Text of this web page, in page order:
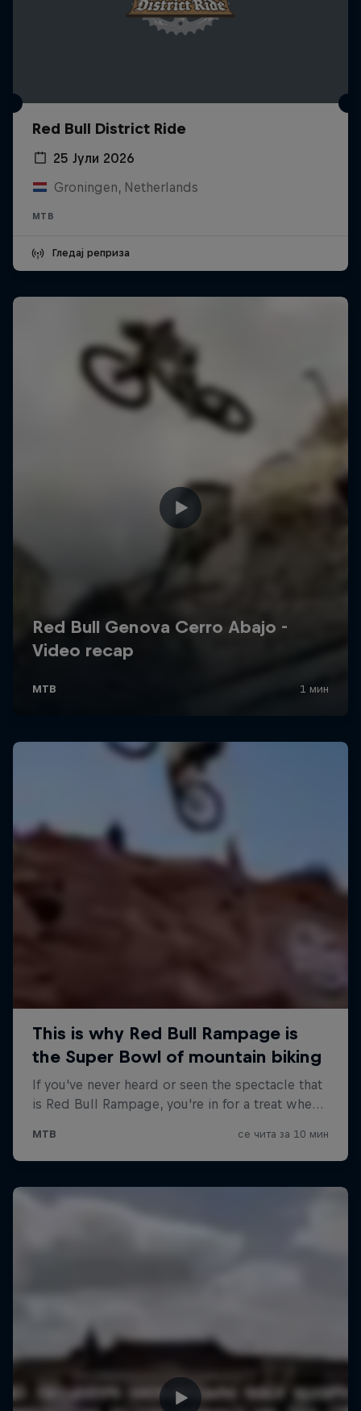
Red Bull District Ride
25 Јули 2026
Groningen, Netherlands
MTB
Гледај реприза